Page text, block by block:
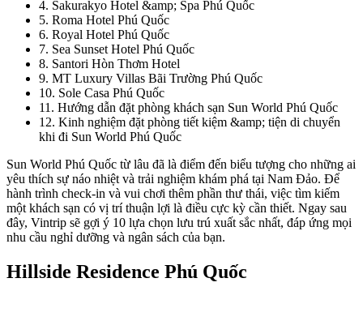
4. Sakurakyo Hotel &amp; Spa Phú Quốc
5. Roma Hotel Phú Quốc
6. Royal Hotel Phú Quốc
7. Sea Sunset Hotel Phú Quốc
8. Santori Hòn Thơm Hotel
9. MT Luxury Villas Bãi Trường Phú Quốc
10. Sole Casa Phú Quốc
11 . Hướng dẫn đặt phòng khách sạn Sun World Phú Quốc
12. Kinh nghiệm đặt phòng tiết kiệm &amp; tiện di chuyển
khi đi Sun World Phú Quốc
Sun World Phú Quốc từ lâu đã là điểm đến biểu tượng cho những ai
yêu thích sự náo nhiệt và trải nghiệm khám phá tại Nam Đảo. Để
hành trình check-in và vui chơi thêm phần thư thái, việc tìm kiếm
một khách sạn có vị trí thuận lợi là điều cực kỳ cần thiết. Ngay sau
đây, Vintrip sẽ gợi ý 10 lựa chọn lưu trú xuất sắc nhất, đáp ứng mọi
nhu cầu nghỉ dưỡng và ngân sách của bạn.
Hillside Residence Phú Quốc